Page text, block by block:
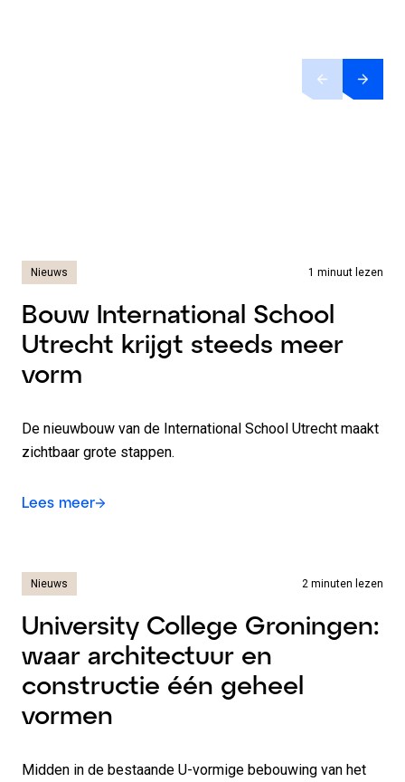
Nieuws 1 minuut lezen
Bouw International School
Utrecht krijgt steeds meer
vorm
De nieuwbouw van de International School Utrecht maakt
zichtbaar grote stappen.
Lees meer
Nieuws 2 minuten lezen
University College Groningen:
waar architectuur en
constructie één geheel
vormen
Midden in de bestaande U-vormige bebouwing van het